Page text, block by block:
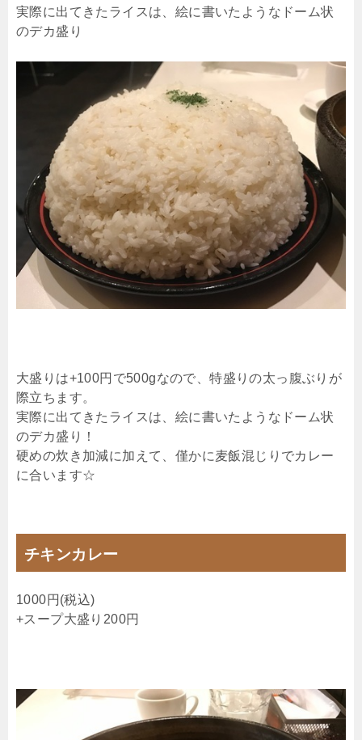
実際に出てきたライスは、絵に書いたようなドーム状
のデカ盛り
大盛りは+100円で500gなので、特盛りの太っ腹ぶりが
際立ちます。
実際に出てきたライスは、絵に書いたようなドーム状
のデカ盛り！
硬めの炊き加減に加えて、僅かに麦飯混じりでカレー
に合います☆
チキンカレー
1000円(税込)
+スープ大盛り200円